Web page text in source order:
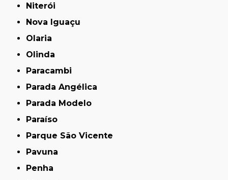
Niterói
Nova Iguaçu
Olaria
Olinda
Paracambi
Parada Angélica
Parada Modelo
Paraíso
Parque São Vicente
Pavuna
Penha